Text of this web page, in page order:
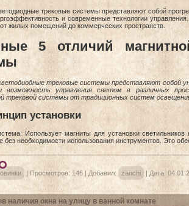
трековые системы представляют собой
и современные технологии
жилых помещений до коммерческих пространств.
5 отличий
трековые системы представляют собой
возможность управления светом в различных
трековой системы от традиционных систем
установки
Использует магниты для установки
без необходимости использования инструментов. Это
| Просмотров: 146| Добавил: zanchi | Дата:
наличия окна на улицу в ванной комнате